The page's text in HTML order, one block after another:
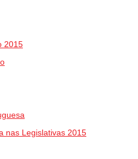
2015
nas Legislativas 2015